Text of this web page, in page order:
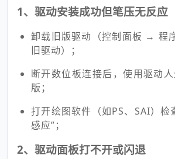
1、驱动安装成功但笔压无反应
卸载旧版驱动（控制面板 → 程
旧驱动）；
断开数位板连接后，使用驱动人
版；
打开绘图软件（如PS、SAI）检
感应”；
2、驱动面板打不开或闪退